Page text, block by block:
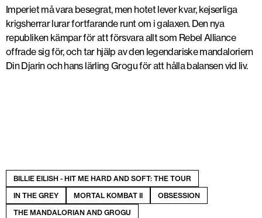
Imperiet må vara besegrat, men hotet lever kvar, kejserliga
krigsherrar lurar fortfarande runt om i galaxen. Den nya
republiken kämpar för att försvara allt som Rebel Alliance
offrade sig för, och tar hjälp av den legendariske mandaloriern
Din Djarinoch hans lärlingGroguför att hålla balansen vid liv.
BILLIE EILISH - HIT ME HARD AND SOFT: THE TOUR
IN THE GREY
MORTAL KOMBAT II
OBSESSION
THE MANDALORIAN AND GROGU